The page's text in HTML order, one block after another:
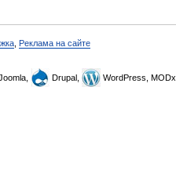
Реклама на сайте
Drupal, WordPress, MODx.